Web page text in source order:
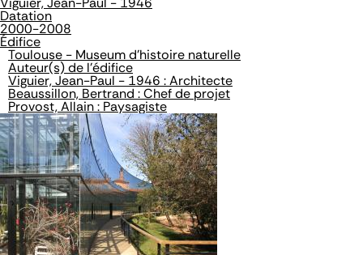
Datation
2000-2008
Édifice
Toulouse - Museum d'histoire naturelle
Auteur(s) de l'édifice
Viguier, Jean-Paul - 1946 : Architecte
Beaussillon, Bertrand : Chef de projet
Provost, Allain : Paysagiste